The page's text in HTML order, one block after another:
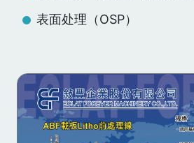
表面处理（OSP）